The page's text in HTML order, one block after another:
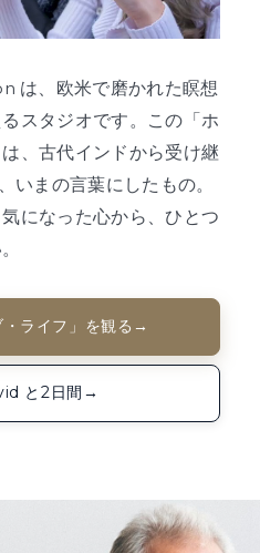
、欧米で磨かれた瞑想
スタジオです。この「ホ
、古代インドから受け継
いまの言葉にしたもの。
になった心から、ひとつ
・ライフ」を観る →
と2日間 →